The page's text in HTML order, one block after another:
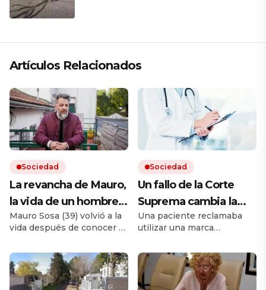
Artículos Relacionados
Sociedad
La revancha de Mauro,
la vida de un hombre
que vivía en la calle y
pudo reencontrar su
rumbo: «Ya no me
reprocho»
Mauro Sosa (39) volvió a la
vida después de conocer el
incertidumbre de no tener
techo. Hoy trabaja y alquila
un departamento. «Lo más
importante fue darme
Sociedad
Un fallo de la Corte
Suprema cambia la
forma en que las
prepagas deben cubrir
los medicamentos
más caros
Una paciente reclamaba
utilizar una marca
disponible otra nacional. La
Cámara le había dado la
razón a la mujer, pero la
Corte ahora consideró lo